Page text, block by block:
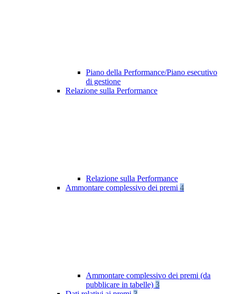
Piano della Performance/Piano esecutivo
di gestione
Relazione sulla Performance
Relazione sulla Performance
Ammontare complessivo dei premi 4
Ammontare complessivo dei premi (da
pubblicare in tabelle) 3